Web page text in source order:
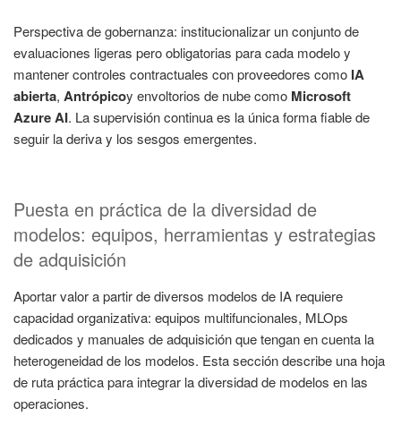
Perspectiva de gobernanza: institucionalizar un conjunto de
evaluaciones ligeras pero obligatorias para cada modelo y
mantener controles contractuales con proveedores como IA
abierta, Antrópicoy envoltorios de nube como Microsoft
Azure AI. La supervisión continua es la única forma fiable de
seguir la deriva y los sesgos emergentes.
Puesta en práctica de la diversidad de
modelos: equipos, herramientas y estrategias
de adquisición
Aportar valor a partir de diversos modelos de IA requiere
capacidad organizativa: equipos multifuncionales, MLOps
dedicados y manuales de adquisición que tengan en cuenta la
heterogeneidad de los modelos. Esta sección describe una hoja
de ruta práctica para integrar la diversidad de modelos en las
operaciones.